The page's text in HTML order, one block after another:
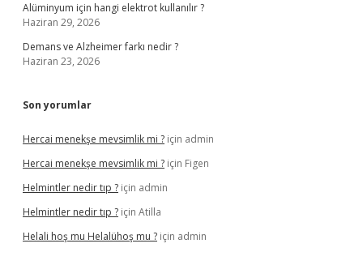
Alüminyum için hangi elektrot kullanılır ?
Haziran 29, 2026
Demans ve Alzheimer farkı nedir ?
Haziran 23, 2026
Son yorumlar
Hercai menekşe mevsimlik mi ? için admin
Hercai menekşe mevsimlik mi ? için Figen
Helmintler nedir tıp ? için admin
Helmintler nedir tıp ? için Atilla
Helali hoş mu Helalühoş mu ? için admin